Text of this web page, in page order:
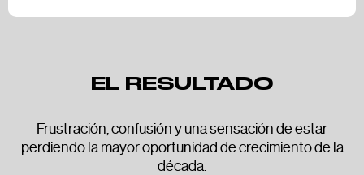
EL RESULTADO
Frustración, confusión y una sensación de estar
perdiendo la mayor oportunidad de crecimiento de la
década.